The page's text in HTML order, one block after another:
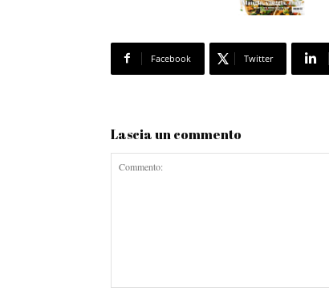
Facebook Twitter
Lascia un commento